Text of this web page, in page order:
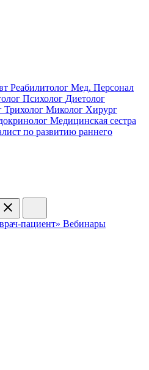
Реабилитолог Мед. Персонал
Психолог Диетолог
Трихолог Миколог Хирург
Медицинская сестра
по развитию раннего
пациент» Вебинары